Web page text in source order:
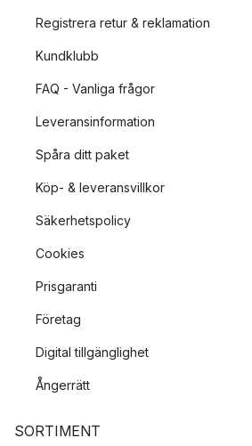
Registrera retur & reklamation
Kundklubb
FAQ - Vanliga frågor
Leveransinformation
Spåra ditt paket
Köp- & leveransvillkor
Säkerhetspolicy
Cookies
Prisgaranti
Företag
Digital tillgänglighet
Ångerrätt
SORTIMENT